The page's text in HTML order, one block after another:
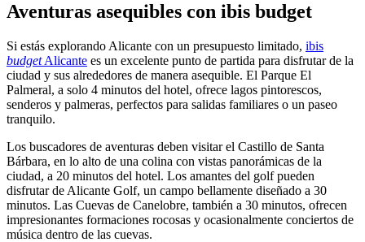
Aventuras asequibles con ibis budget
Si estás explorando Alicante con un presupuesto limitado, ibis
budgetAlicante es un excelente punto de partida para disfrutar de la
ciudad y sus alrededores de manera asequible. El Parque El
Palmeral, a solo 4 minutos del hotel, ofrece lagos pintorescos,
senderos y palmeras, perfectos para salidas familiares o un paseo
tranquilo.
Los buscadores de aventuras deben visitar el Castillo de Santa
Bárbara, en lo alto de una colina con vistas panorámicas de la
ciudad, a 20 minutos del hotel. Los amantes del golf pueden
disfrutar de Alicante Golf, un campo bellamente diseñado a 30
minutos. Las Cuevas de Canelobre, también a 30 minutos, ofrecen
impresionantes formaciones rocosas y ocasionalmente conciertos de
música dentro de las cuevas.